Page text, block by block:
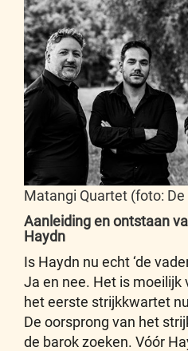
Matangi Quartet (foto:
Aanleiding en ontstaan
Haydn
Is Haydn nu echt ‘de
Ja en nee. Het is
het eerste strijkkwartet
De oorsprong van het
de barok zoeken. Vóór